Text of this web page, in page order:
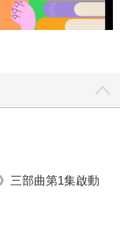
三部曲第1集啟動